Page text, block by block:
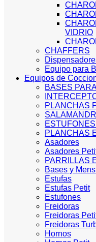
VIDRIO
CHAFFERS
Equipo para
Equipos de
BASES
PLANCHAS
PLANCHAS
Asadores
Asadores
PARRILLAS
Bases y
Estufas
Estufas Petit
Estufones
Freidoras
Freidoras
Freidoras
Hornos